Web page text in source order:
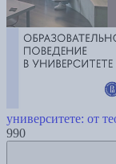
университете: от
990